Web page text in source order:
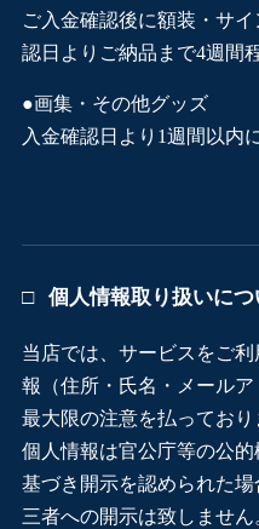
ご入金確認後に額装・サ
認日よりご納品まで4週間
●画集・その他グッズ
入金確認日より1週間以内
個人情報取り扱いにつ
当店では、サービスをご
報（住所・氏名・メール
最大限の注意を払っており
個人情報は官公庁等の公
基づき開示を認められた
三者への開示は致しません